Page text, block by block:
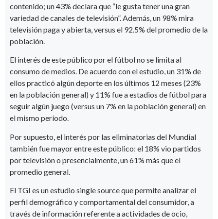
contenido; un 43% declara que “le gusta tener una gran
variedad de canales de televisión”. Además, un 98% mira
televisión paga y abierta, versus el 92.5% del promedio de la
población.
El interés de este público por el fútbol no se limita al
consumo de medios. De acuerdo con el estudio, un 31% de
ellos practicó algún deporte en los últimos 12 meses (23%
en la población general) y 11% fue a estadios de fútbol para
seguir algún juego (versus un 7% en la población general) en
el mismo período.
Por supuesto, el interés por las eliminatorias del Mundial
también fue mayor entre este público: el 18% vio partidos
por televisión o presencialmente, un 61% más que el
promedio general.
El TGI es un estudio single source que permite analizar el
perfil demográfico y comportamental del consumidor, a
través de información referente a actividades de ocio,